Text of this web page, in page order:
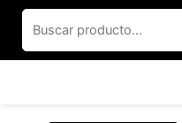
contenido